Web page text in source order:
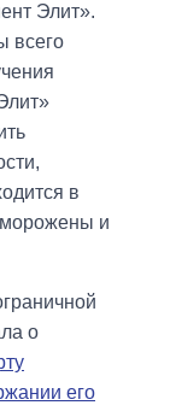
Элит».
всего
в
и
о
его